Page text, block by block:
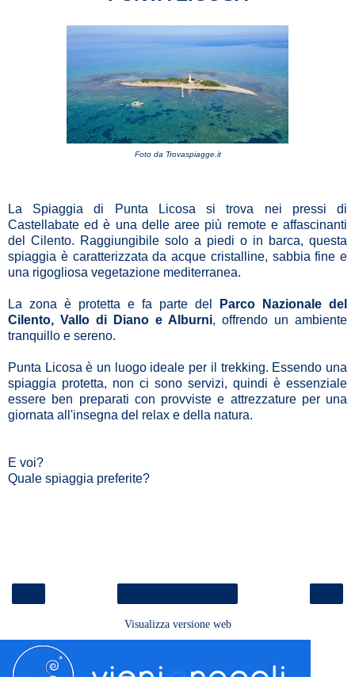
Foto da Trovaspiagge.it
La Spiaggia di Punta Licosa si trova nei pressi di
Castellabate ed è una delle aree più remote e affascinanti
del Cilento. Raggiungibile solo a piedi o in barca, questa
spiaggia è caratterizzata da acque cristalline, sabbia fine e
una rigogliosa vegetazione mediterranea.
La zona è protetta e fa parte del
Parco Nazionale del
Cilento, Vallo di Diano e Alburni, offrendo un ambiente
tranquillo e sereno.
Punta Licosa è un luogo ideale per il trekking. Essendo una
spiaggia protetta, non ci sono servizi, quindi è essenziale
essere ben preparati con provviste e attrezzature per una
giornata all'insegna del relax e della natura.
E voi?
Quale spiaggia preferite?
Visualizza versione web